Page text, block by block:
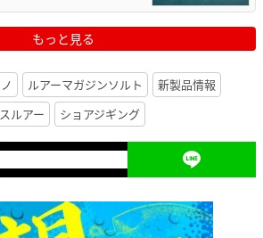
もっと見る
ルアーマガジンソルト
新製品情報
ルアー ショアジギング